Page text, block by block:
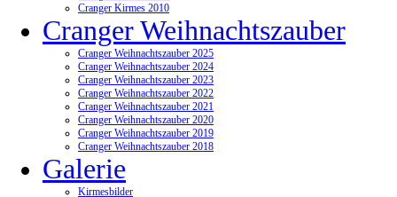
Cranger Kirmes 2010
Cranger Weihnachtszauber
Cranger Weihnachtszauber 2025
Cranger Weihnachtszauber 2024
Cranger Weihnachtszauber 2023
Cranger Weihnachtszauber 2022
Cranger Weihnachtszauber 2021
Cranger Weihnachtszauber 2020
Cranger Weihnachtszauber 2019
Cranger Weihnachtszauber 2018
Galerie
Kirmesbilder